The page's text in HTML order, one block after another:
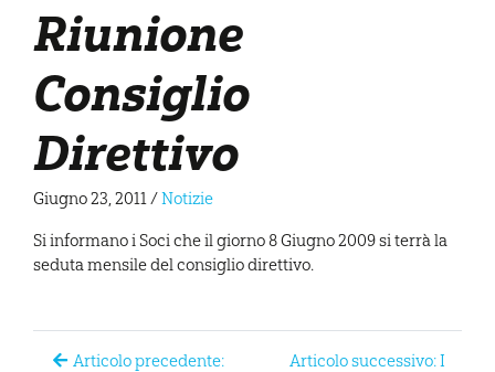
Riunione
Consiglio
Direttivo
Giugno 23, 2011/Notizie
Si informano i Soci che il giorno 8 Giugno 2009 si terrà la
seduta mensile del consiglio direttivo.
Articolo precedente:
Articolo successivo: I